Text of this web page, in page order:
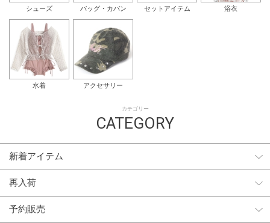
シューズ バッグ・カバン セットアイテム 浴衣
水着 アクセサリー
カテゴリー
CATEGORY
新着アイテム
再入荷
予約販売